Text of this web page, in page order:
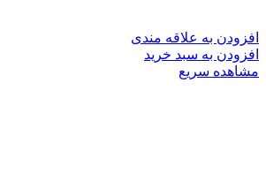
افزودن به علاقه مندی
افزودن به سبد خرید
مشاهده سریع